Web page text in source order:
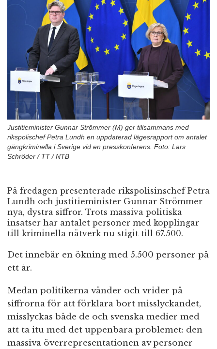
Justitieminister Gunnar Strömmer (M) ger tillsammans med
rikspolischef Petra Lundh en uppdaterad lägesrapport om antalet
gängkriminella i Sverige vid en presskonferens. Foto: Lars
Schröder / TT / NTB
På fredagen presenterade rikspolisinschef Petra
Lundh och justitieminister Gunnar Strömmer
nya, dystra siffror. Trots massiva politiska
insatser har antalet personer med kopplingar
till kriminella nätverk nu stigit till 67.500.
Det innebär en ökning med 5.500 personer på
ett år.
Medan politikerna vänder och vrider på
siffrorna för att förklara bort misslyckandet,
misslyckas både de och svenska medier med
att ta itu med det uppenbara problemet: den
massiva överrepresentationen av personer